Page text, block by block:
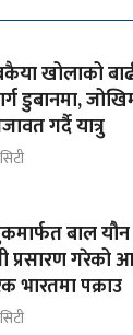
खोलाको
डुबानमा,
गर्दै यात्रु
बाल यौन
प्रसारण गरेको
भारतमा पक्राउ